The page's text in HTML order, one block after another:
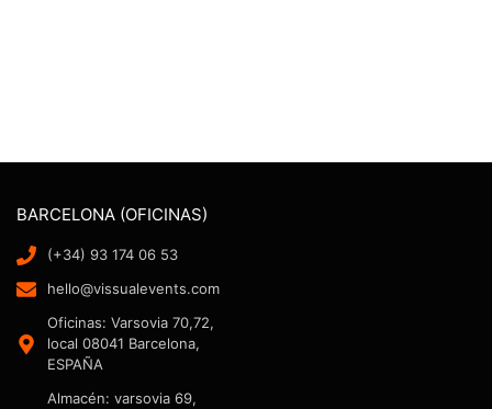
BARCELONA (OFICINAS)
(+34) 93 174 06 53
hello@vissualevents.com
Oficinas: Varsovia 70,72,
local 08041 Barcelona,
ESPAÑA
Almacén: varsovia 69,